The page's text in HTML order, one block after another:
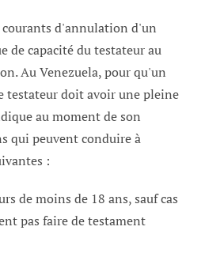
d'annulation d'un
de capacité du testateur au
Au Venezuela, pour qu'un
testateur doit avoir une pleine
au moment de son
qui peuvent conduire à
:
de moins de 18 ans, sauf cas
pas faire de testament